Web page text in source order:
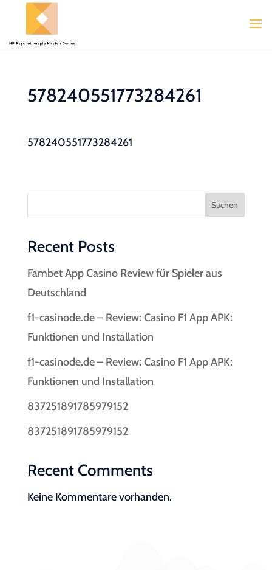
578240551773284261
578240551773284261
Suchen
Recent Posts
Fambet App Casino Review für Spieler aus
Deutschland
f1-casinode.de – Review: Casino F1 App APK:
Funktionen und Installation
f1-casinode.de – Review: Casino F1 App APK:
Funktionen und Installation
837251891785979152
837251891785979152
Recent Comments
Keine Kommentare vorhanden.